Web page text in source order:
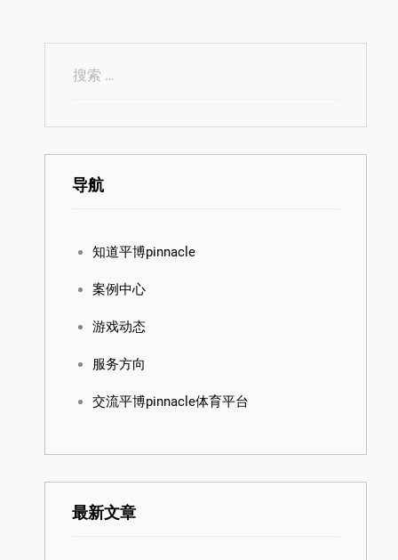
导航
知道平博pinnacle
案例中心
游戏动态
服务方向
交流平博pinnacle体育平台
最新文章